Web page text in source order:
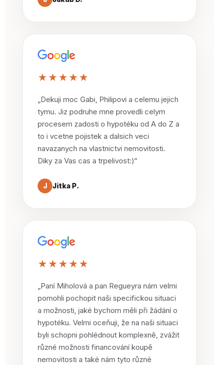
★★★★★
„Dekuji moc Gabi, Philipovi a celemu jejich
tymu. Jiz podruhe mne provedli celym
procesem zadosti o hypotéku od A do Z a
to i vcetne pojistek a dalsich veci
navazanych na vlastnictvi nemovitosti.
Diky za Vas cas a trpelivost:)“
J Jitka P.
★★★★★
„Paní Miholová a pan Regueyra nám velmi
pomohli pochopit naši specifickou situaci
a možnosti, jaké bychom měli při žádání o
hypotéku. Velmi oceňuji, že na naši situaci
byli schopni pohlédnout komplexně, zvážit
různé možnosti financování koupě
nemovitosti a také nám tyto různé